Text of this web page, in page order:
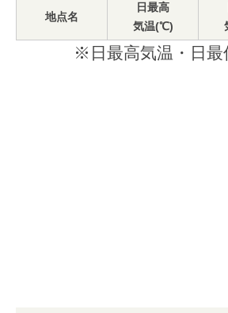
地点名
日最高
気温(℃)
※日最高気温・日